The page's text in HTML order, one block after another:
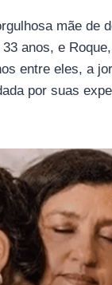
mãe de
anos, e
entre eles, a
por suas